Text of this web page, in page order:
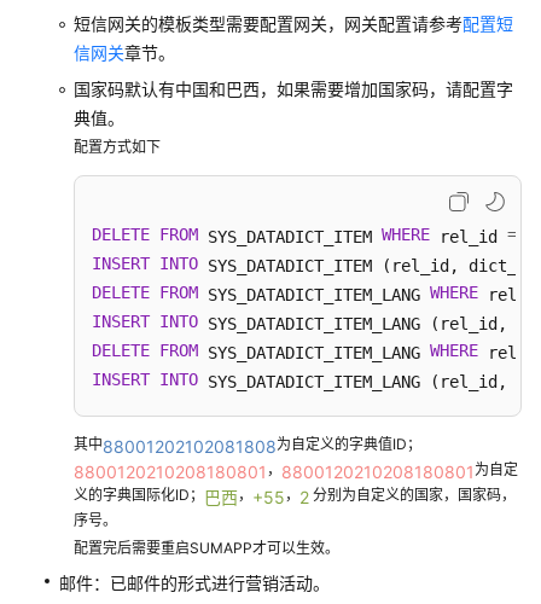
通
知
中
心
管
客
心
配
置
智
能
外
呼
外
呼
短信网关的模板类型需要配置网关，网关配置请参考配置短
信网关章节。
国家码默认有中国和巴西，如果需要增加国家码，请配置字
典值。
配置方式如下
DELETE FROM SYS_DATADICT_ITEM WHERE rel_id =
INSERT INTO SYS_DATADICT_ITEM (rel_id,
DELETE FROM SYS_DATADICT_ITEM_LANG WHERE
INSERT INTO SYS_DATADICT_ITEM_LANG
DELETE FROM SYS_DATADICT_ITEM_LANG WHERE
INSERT INTO SYS_DATADICT_ITEM_LANG
其中88001202102081808为自定义的字典值ID；
8800120210208180801 ， 8800120210208180801 为自定
义的字典国际化ID；
巴西， +55 ， 2 分别为自定义的国家，国家码，
序号。
配置完后需要重启SUMAPP才可以生效。
邮件：已邮件的形式进行营销活动。